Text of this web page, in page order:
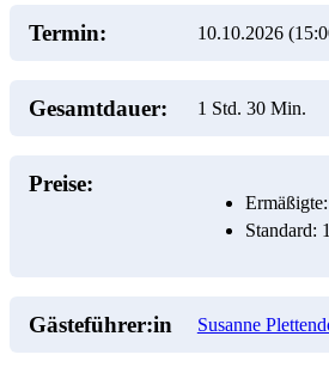
Termin: 10.10.2026
Gesamtdauer: 1 Std. 30 Min.
Preise:
Standard:
Gästeführer:in Susanne